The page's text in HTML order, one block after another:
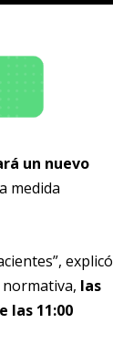
un nuevo
medida
explicó
normativa, las
las 11:00